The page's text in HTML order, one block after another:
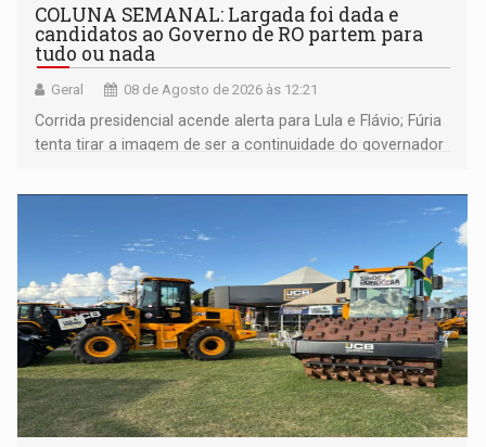
COLUNA SEMANAL: Largada foi dada e
candidatos ao Governo de RO partem para
tudo ou nada
Geral 08 de Agosto de 2026 às 12:21
Corrida presidencial acende alerta para Lula e Flávio; Fúria
tenta tirar a imagem de ser a continuidade do governador
não ter entrado no modo eleição; ABAV faz evento em